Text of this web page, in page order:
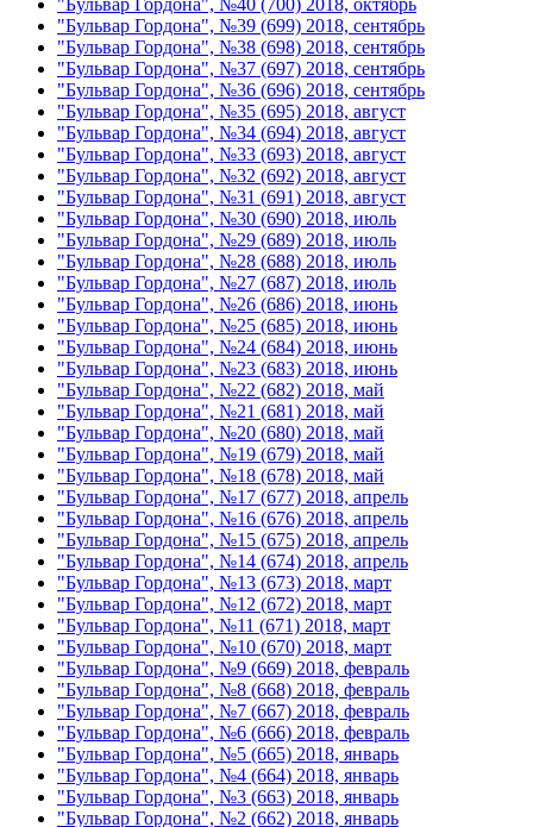
"Бульвар Гордона", №39 (699) 2018, сентябрь
"Бульвар Гордона", №38 (698) 2018, сентябрь
"Бульвар Гордона", №37 (697) 2018, сентябрь
"Бульвар Гордона", №36 (696) 2018, сентябрь
"Бульвар Гордона", №35 (695) 2018, август
"Бульвар Гордона", №34 (694) 2018, август
"Бульвар Гордона", №33 (693) 2018, август
"Бульвар Гордона", №32 (692) 2018, август
"Бульвар Гордона", №31 (691) 2018, август
"Бульвар Гордона", №30 (690) 2018, июль
"Бульвар Гордона", №29 (689) 2018, июль
"Бульвар Гордона", №28 (688) 2018, июль
"Бульвар Гордона", №27 (687) 2018, июль
"Бульвар Гордона", №26 (686) 2018, июнь
"Бульвар Гордона", №25 (685) 2018, июнь
"Бульвар Гордона", №24 (684) 2018, июнь
"Бульвар Гордона", №23 (683) 2018, июнь
"Бульвар Гордона", №22 (682) 2018, май
"Бульвар Гордона", №21 (681) 2018, май
"Бульвар Гордона", №20 (680) 2018, май
"Бульвар Гордона", №19 (679) 2018, май
"Бульвар Гордона", №18 (678) 2018, май
"Бульвар Гордона", №17 (677) 2018, апрель
"Бульвар Гордона", №16 (676) 2018, апрель
"Бульвар Гордона", №15 (675) 2018, апрель
"Бульвар Гордона", №14 (674) 2018, апрель
"Бульвар Гордона", №13 (673) 2018, март
"Бульвар Гордона", №12 (672) 2018, март
"Бульвар Гордона", №11 (671) 2018, март
"Бульвар Гордона", №10 (670) 2018, март
"Бульвар Гордона", №9 (669) 2018, февраль
"Бульвар Гордона", №8 (668) 2018, февраль
"Бульвар Гордона", №7 (667) 2018, февраль
"Бульвар Гордона", №6 (666) 2018, февраль
"Бульвар Гордона", №5 (665) 2018, январь
"Бульвар Гордона", №4 (664) 2018, январь
"Бульвар Гордона", №3 (663) 2018, январь
"Бульвар Гордона", №2 (662) 2018, январь